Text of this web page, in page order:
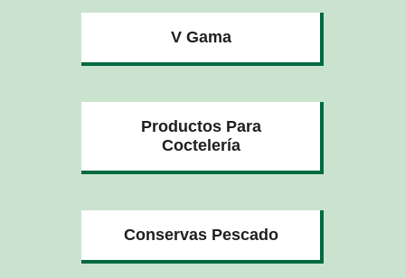
V Gama
Productos Para
Coctelería
Conservas Pescado